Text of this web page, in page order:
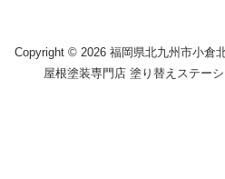
Copyright © 2026 福岡県北九州市小倉
屋根塗装専門店 塗り替えステー